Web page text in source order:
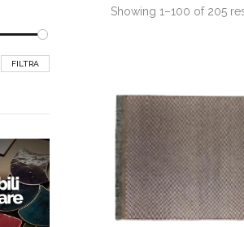
Showing 1–100 of 205
FILTRA